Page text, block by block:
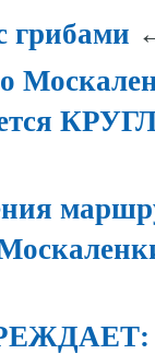
грибами